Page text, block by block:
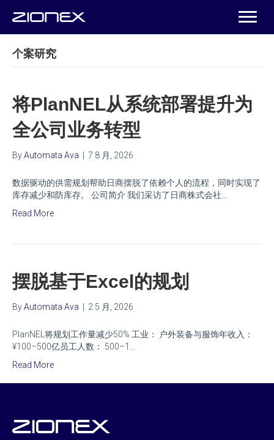
个案研究
将PlanNEL从系统部署提升为
全公司业务转型
ByAutomata Ava 7 8 月, 2026
数据驱动的供需规划帮助日商摆脱了依赖个人的流程，同时实现了
库存减少和防库存。 公司简介 我们采访了日商株式会社…
Read More
摆脱基于Excel的规划
ByAutomata Ava 2 5 月, 2026
PlanNEL将规划工作量减少50% 工业： 户外装备与服饰年收入：
¥100–500亿员工人数： 500–1…
Read More